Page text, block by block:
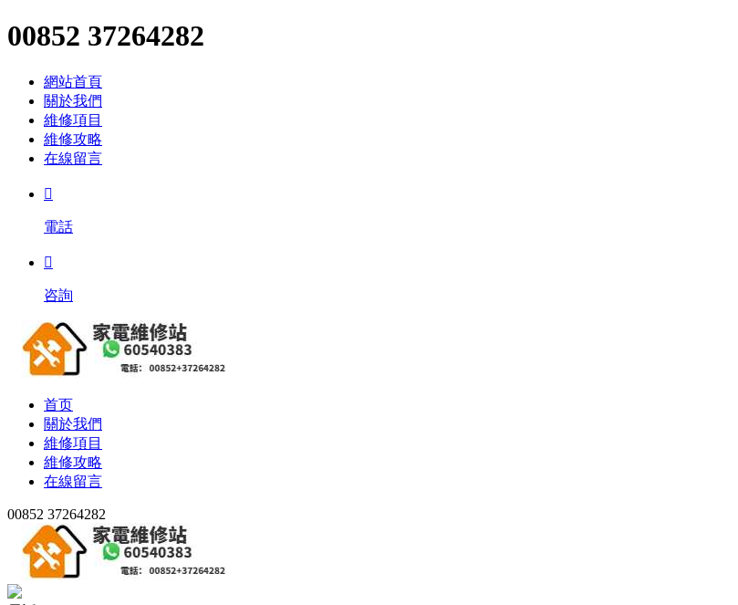
00852 37264282
網站首頁
關於我們
維修項目
維修攻略
在線留言

電話

咨詢
首页
關於我們
維修項目
維修攻略
在線留言
00852 37264282